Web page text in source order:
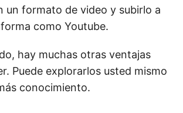
un formato de video y subirlo a
como Youtube.
hay muchas otras ventajas
Puede explorarlos usted mismo
conocimiento.